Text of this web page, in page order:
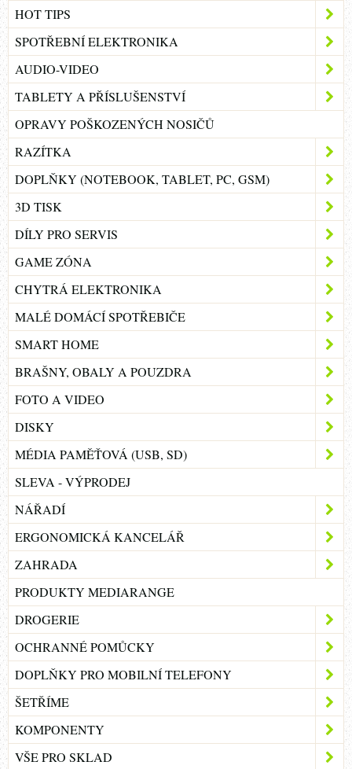
HOT TIPS
SPOTŘEBNÍ ELEKTRONIKA
AUDIO-VIDEO
TABLETY A PŘÍSLUŠENSTVÍ
OPRAVY POŠKOZENÝCH NOSIČŮ
RAZÍTKA
DOPLŇKY (NOTEBOOK, TABLET, PC, GSM)
3D TISK
DÍLY PRO SERVIS
GAME ZÓNA
CHYTRÁ ELEKTRONIKA
MALÉ DOMÁCÍ SPOTŘEBIČE
SMART HOME
BRAŠNY, OBALY A POUZDRA
FOTO A VIDEO
DISKY
MÉDIA PAMĚŤOVÁ (USB, SD)
SLEVA - VÝPRODEJ
NÁŘADÍ
ERGONOMICKÁ KANCELÁŘ
ZAHRADA
PRODUKTY MEDIARANGE
DROGERIE
OCHRANNÉ POMŮCKY
DOPLŇKY PRO MOBILNÍ TELEFONY
ŠETŘÍME
KOMPONENTY
VŠE PRO SKLAD